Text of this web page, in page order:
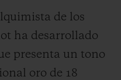
de los
ha desarrollado
presenta un tono
oro de 18